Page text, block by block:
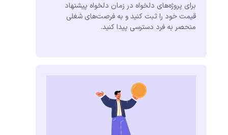
برای پروژه‌های دلخواه در زمان دلخواه پیشنهاد
قیمت خود را ثبت کنید و به فرصت‌های شغلی
منحصر به فرد دسترسی پیدا کنید.